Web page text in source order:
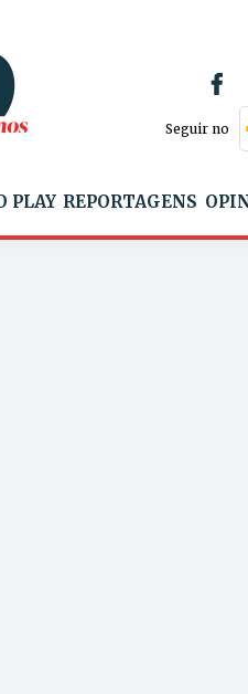
Seguir no
PLAY REPORTAGENS